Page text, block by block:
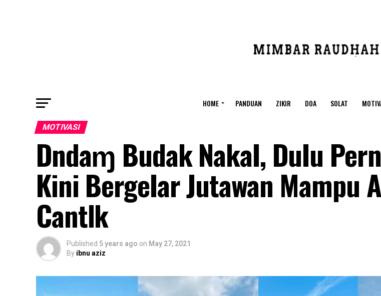
HOME PANDUAN ZIKIR DOA SOLAT
MOTIVASI
Dҽndaɱ Budak NakaI, DuIu
Kini BergeIar Jutawan Mampu
Cantlk
Published 5 years ago on May 27, 2021
By ibnu aziz